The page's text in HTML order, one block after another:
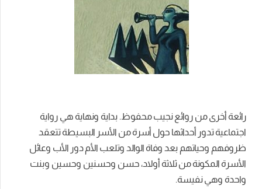
رائعة أخرى من روائع نجيب محفوظ. بداية ونهاية هي رواية
اجتماعية تدور أحداثها حول أسرة من الأسر البسيطة تتعقد
ظروفهم وحياتهم بعد وفاة الوالد وتلعب الأم دور الأب وعائل
الأسرة المكونة من ثلاثة أولاد، حسن وحسنين وحسين وبنت
واحدة وهي نفيسة.